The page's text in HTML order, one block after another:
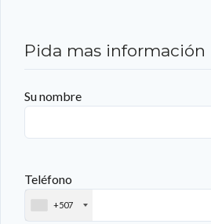
Pida mas información
Su nombre
Teléfono
+507